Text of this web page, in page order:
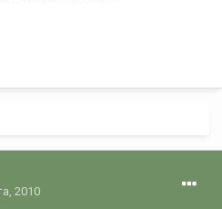
2010